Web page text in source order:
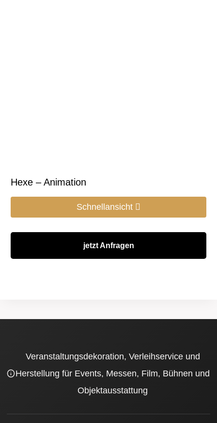
Hexe – Animation
Schnellansicht
jetzt Anfragen
Veranstaltungsdekoration, Verleihservice und
Herstellung für Events, Messen, Film, Bühnen und
Objektausstattung